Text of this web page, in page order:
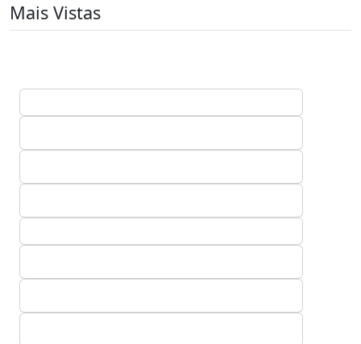
Mais Vistas